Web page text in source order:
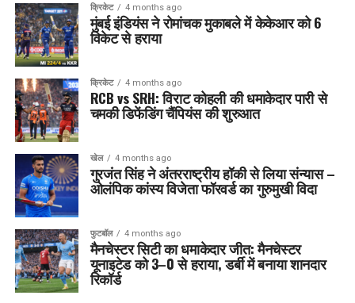
क्रिकेट 4 months ago
मुंबई इंडियंस ने रोमांचक मुकाबले में केकेआर को 6
विकेट से हराया
क्रिकेट 4 months ago
RCB vs SRH: विराट कोहली की धमाकेदार पारी से
चमकी डिफेंडिंग चैंपियंस की शुरुआत
खेल 4 months ago
गुरजंत सिंह ने अंतरराष्ट्रीय हॉकी से लिया संन्यास –
ओलंपिक कांस्य विजेता फॉरवर्ड का गुरुमुखी विदा
फुटबॉल 4 months ago
मैनचेस्टर सिटी का धमाकेदार जीत: मैनचेस्टर
यूनाइटेड को 3–0 से हराया, डर्बी में बनाया शानदार
रिकॉर्ड